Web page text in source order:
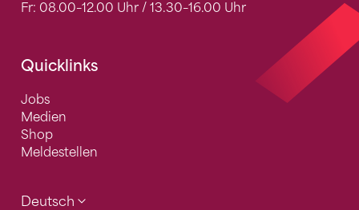
Fr: 08.00–12.00 Uhr / 13.30–16.00 Uhr
Quicklinks
Jobs
Medien
Shop
Meldestellen
Deutsch